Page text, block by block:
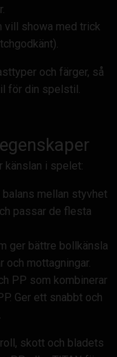
vill showa med trick
och färger, så
för din spelstil.
känslan i spelet:
mellan styvhet
passar de flesta
ger bättre bollkänsla
och mottagningar.
PP som kombinerar
Ger ett snabbt och
skott och bladets